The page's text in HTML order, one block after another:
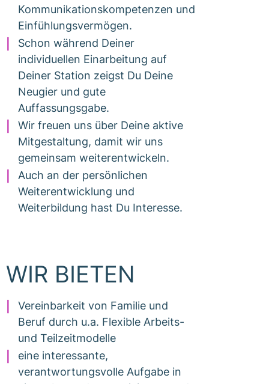
Kommunikationskompetenzen und
Einfühlungsvermögen.
Schon während Deiner
individuellen Einarbeitung auf
Deiner Station zeigst Du Deine
Neugier und gute
Auffassungsgabe.
Wir freuen uns über Deine aktive
Mitgestaltung, damit wir uns
gemeinsam weiterentwickeln.
Auch an der persönlichen
Weiterentwicklung und
Weiterbildung hast Du Interesse.
WIR BIETEN
Vereinbarkeit von Familie und
Beruf durch u.a. Flexible Arbeits-
und Teilzeitmodelle
eine interessante,
verantwortungsvolle Aufgabe in